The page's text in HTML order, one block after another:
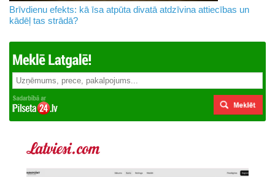
Brīvdienu efekts: kā īsa atpūta divatā atdzīvina attiecības un
kādēļ tas strādā?